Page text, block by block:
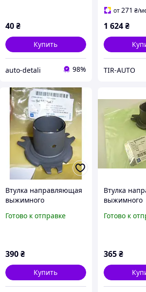
40₴
Купить
auto-detali 98%
(лейка)
от271 ₴/
1 624 ₴
TIR-AUTO
Втулка направляющая
выжимного
Готово к отправке
390₴
Купить
Втулка
выжимного
"GM"
Готово к
365 ₴